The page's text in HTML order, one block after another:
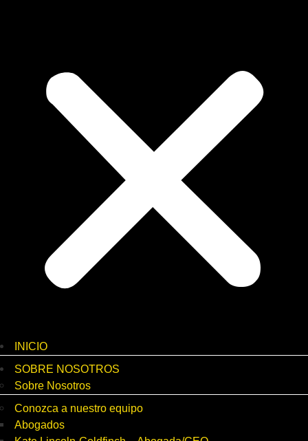
INICIO
SOBRE NOSOTROS
Sobre Nosotros
Conozca a nuestro equipo
Abogados